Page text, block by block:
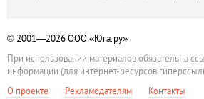
© 2001—2026ООО «Юга.ру»
При использовании материалов обязательна
информации (для интернет-ресурсов
О проекте
Рекламодателям Контакты